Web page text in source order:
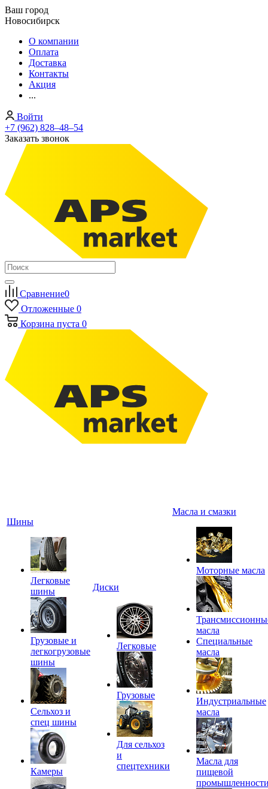
Ваш город
Новосибирск
О компании
Оплата
Доставка
Контакты
Акция
...
Войти
+7 (962) 828‒48‒54
Заказать звонок
Сравнение0
Отложенные 0
Корзина пуста 0
Шины
Легковые
шины
Грузовые и
легкогрузовые
шины
Сельхоз и
спец шины
Камеры
Диски
Легковые
Грузовые
Для сельхоз
и
спецтехники
Масла и смазки
Моторные масла
масла
Специальные
масла
Индустриальные
масла
Масла для
пищевой